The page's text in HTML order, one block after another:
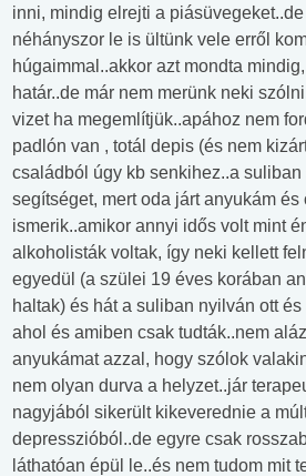
inni, mindig elrejti a
néhányszor le is ültünk vele erről
húgaimmal..akkor azt mondta
határ..de már nem merünk neki
vizet ha megemlítjük..apához nem
padlón van , totál depis (és nem
családból úgy kb senkihez..a suliban
segítséget, mert oda járt anyukám és
ismerik..amikor annyi idős volt mint
alkoholisták voltak, így neki kellett
egyedül (a szülei 19 éves korában
haltak) és hát a suliban nyilván ott
ahol és amiben csak tudták..nem
anyukámat azzal, hogy szólok
nem olyan durva a helyzet..jár
nagyjából sikerült kikeverednie a
depresszióból..de egyre csak
láthatóan épül le..és nem tudom mit